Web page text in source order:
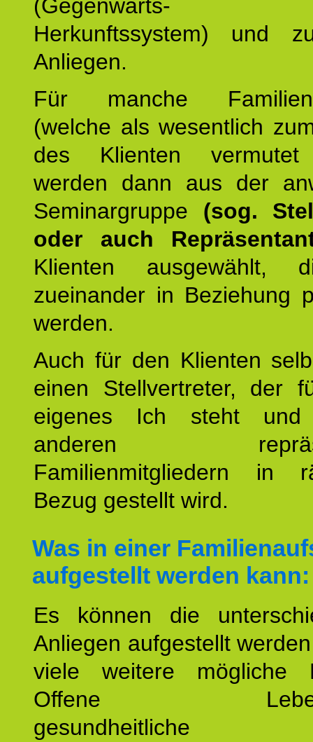
(Gegenwarts-
Herkunftssystem) und
Anliegen.
Für manche
(welche als wesentlich
des Klienten vermutet
werden dann aus der
Seminargruppe (sog.
oder auch
Klienten ausgewählt,
zueinander in Beziehung
werden.
Auch für den Klienten
einen Stellvertreter, der
eigenes Ich steht
anderen
Familienmitgliedern in
Bezug gestellt wird.
Was in einer
aufgestellt werden kann:
Es können die
Anliegen aufgestellt
viele weitere mögliche
Offene